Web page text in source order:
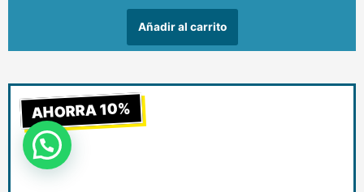
Añadir al carrito
AHORRA 10%
El
El